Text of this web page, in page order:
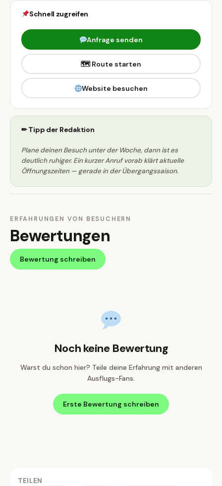
Schnell zugreifen
Anfrage senden
🗺 Route starten
Website besuchen
✏ Tipp der Redaktion
Plane deinen Besuch unter der Woche, dann ist es
deutlich ruhiger. Ein kurzer Anruf vorab klärt aktuelle
Öffnungszeiten — gerade in der Übergangssaison.
ERFAHRUNGEN VON BESUCHERN
Bewertungen
Bewertung schreiben
Noch keine Bewertung
Warst du schon hier? Teile deine Erfahrung mit anderen
Ausflugs-Fans.
Erste Bewertung schreiben
TEILEN